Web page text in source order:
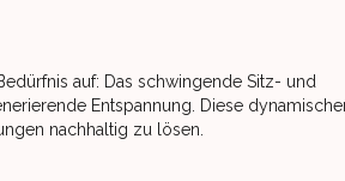
auf: Das schwingende Sitz- und
Entspannung. Diese
nachhaltig zu lösen.